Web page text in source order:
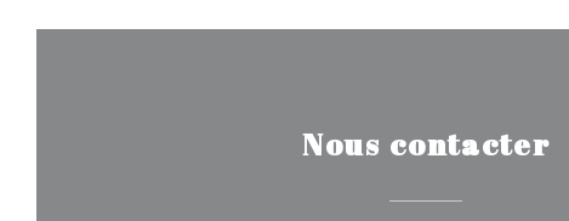
Nous contacter